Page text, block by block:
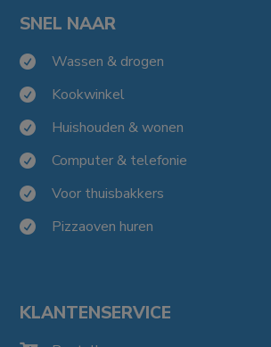
SNEL NAAR
 Wassen & drogen
 Kookwinkel
 Huishouden & wonen
 Computer & telefonie
 Voor thuisbakkers
 Pizzaoven huren
KLANTENSERVICE